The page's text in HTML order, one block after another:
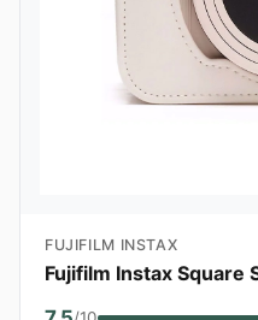
FUJIFILM INSTAX
Fujifilm Instax Square